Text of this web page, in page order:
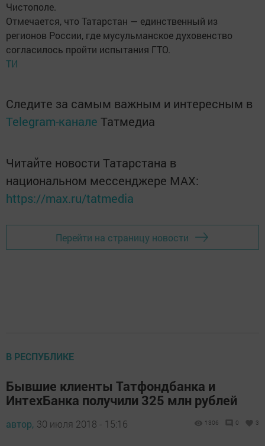
Чистополе.
Отмечается, что Татарстан — единственный из
регионов России, где мусульманское духовенство
согласилось пройти испытания ГТО.
ТИ
Следите за самым важным и интересным в
Telegram-канале Татмедиа
Читайте новости Татарстана в
национальном мессенджере MАХ:
https://max.ru/tatmedia
Перейти на страницу новости
В РЕСПУБЛИКЕ
Бывшие клиенты Татфондбанка и
ИнтехБанка получили 325 млн рублей
автор, 30 июля 2018 - 15:16 1306 0 3